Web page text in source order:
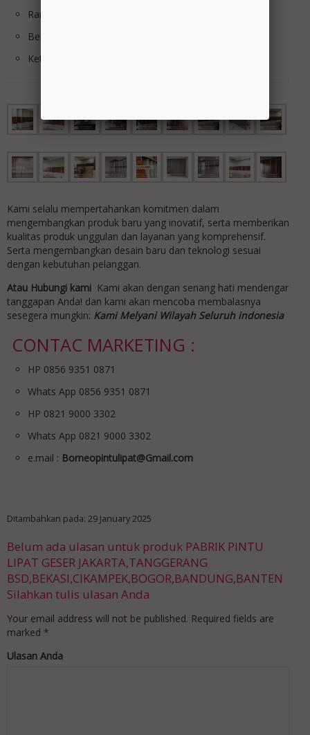
Rangka Panel : Holo hitam 4 x 4 T.1mm
Berat Panel /m2 : 15Kg/m2
Ketingian Max : 1m s/d 7m
Kami selalu mempertahankan komitmen dalam
mengembangkan produk baru yang inovatif, serta memberikan
kualitas produk unggulan dan layanan yang komprehensif.
Serta mengembangkan desain baru dan teknologi sesuai
dengan kebutuhan pelanggan.
Atau Hubungi kami Kami akan dengan senang hati mendengar
tanggapan Anda! dan kami akan mencoba membalasnya
sesegera mungkin: Kami Melyani Wilayah Seluruh indonesia
CONTAC MARKETING :
HP 0856 9351 0871
Whats App 0856 9351 0871
HP 0821 9000 3302
Whats App 0821 9000 3302
e.mail : Borneopintulipat@Gmail.com
Ditambahkan pada: 29 January 2025
Belum ada ulasan untuk produk PABRIK PINTU
LIPAT GESER JAKARTA,TANGGERANG
BSD,BEKASI,CIKAMPEK,BOGOR,BANDUNG,BANTEN
Silahkan tulis ulasan Anda
Your email address will not be published. Required fields are
marked *
Ulasan Anda